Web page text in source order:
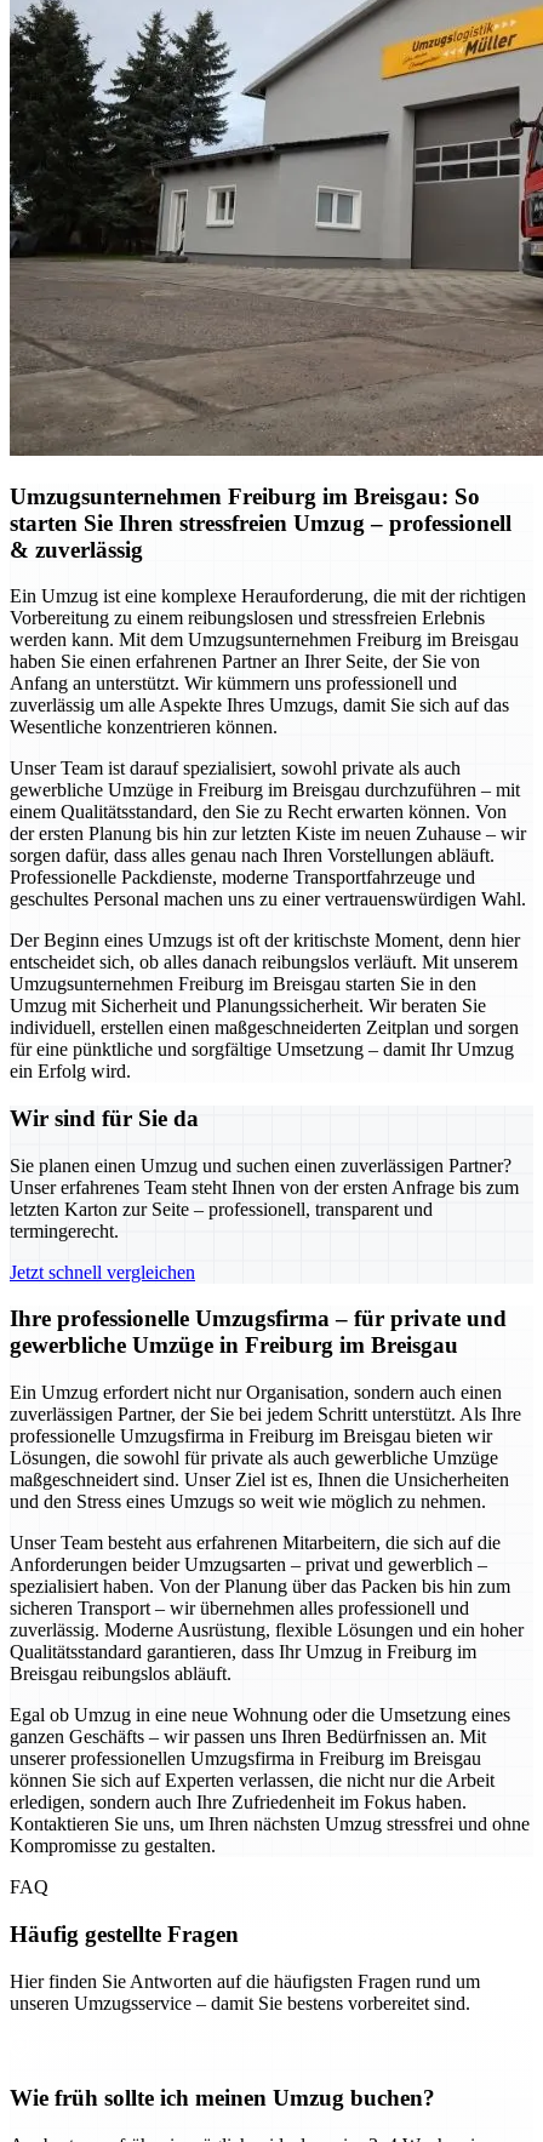
Umzugsunternehmen Freiburg im Breisgau: So
starten Sie Ihren stressfreien Umzug – professionell
& zuverlässig
Ein Umzug ist eine komplexe Herauforderung, die mit der richtigen
Vorbereitung zu einem reibungslosen und stressfreien Erlebnis
werden kann. Mit dem Umzugsunternehmen Freiburg im Breisgau
haben Sie einen erfahrenen Partner an Ihrer Seite, der Sie von
Anfang an unterstützt. Wir kümmern uns professionell und
zuverlässig um alle Aspekte Ihres Umzugs, damit Sie sich auf das
Wesentliche konzentrieren können.
Unser Team ist darauf spezialisiert, sowohl private als auch
gewerbliche Umzüge in Freiburg im Breisgau durchzuführen – mit
einem Qualitätsstandard, den Sie zu Recht erwarten können. Von
der ersten Planung bis hin zur letzten Kiste im neuen Zuhause – wir
sorgen dafür, dass alles genau nach Ihren Vorstellungen abläuft.
Professionelle Packdienste, moderne Transportfahrzeuge und
geschultes Personal machen uns zu einer vertrauenswürdigen Wahl.
Der Beginn eines Umzugs ist oft der kritischste Moment, denn hier
entscheidet sich, ob alles danach reibungslos verläuft. Mit unserem
Umzugsunternehmen Freiburg im Breisgau starten Sie in den
Umzug mit Sicherheit und Planungssicherheit. Wir beraten Sie
individuell, erstellen einen maßgeschneiderten Zeitplan und sorgen
für eine pünktliche und sorgfältige Umsetzung – damit Ihr Umzug
ein Erfolg wird.
Wir sind für Sie da
Sie planen einen Umzug und suchen einen zuverlässigen Partner?
Unser erfahrenes Team steht Ihnen von der ersten Anfrage bis zum
letzten Karton zur Seite – professionell, transparent und
termingerecht.
Jetzt schnell vergleichen
Ihre professionelle Umzugsfirma – für private und
gewerbliche Umzüge in Freiburg im Breisgau
Ein Umzug erfordert nicht nur Organisation, sondern auch einen
zuverlässigen Partner, der Sie bei jedem Schritt unterstützt. Als Ihre
professionelle Umzugsfirma in Freiburg im Breisgau bieten wir
Lösungen, die sowohl für private als auch gewerbliche Umzüge
maßgeschneidert sind. Unser Ziel ist es, Ihnen die Unsicherheiten
und den Stress eines Umzugs so weit wie möglich zu nehmen.
Unser Team besteht aus erfahrenen Mitarbeitern, die sich auf die
Anforderungen beider Umzugsarten – privat und gewerblich –
spezialisiert haben. Von der Planung über das Packen bis hin zum
sicheren Transport – wir übernehmen alles professionell und
zuverlässig. Moderne Ausrüstung, flexible Lösungen und ein hoher
Qualitätsstandard garantieren, dass Ihr Umzug in Freiburg im
Breisgau reibungslos abläuft.
Egal ob Umzug in eine neue Wohnung oder die Umsetzung eines
ganzen Geschäfts – wir passen uns Ihren Bedürfnissen an. Mit
unserer professionellen Umzugsfirma in Freiburg im Breisgau
können Sie sich auf Experten verlassen, die nicht nur die Arbeit
erledigen, sondern auch Ihre Zufriedenheit im Fokus haben.
Kontaktieren Sie uns, um Ihren nächsten Umzug stressfrei und ohne
Kompromisse zu gestalten.
FAQ
Häufig gestellte Fragen
Hier finden Sie Antworten auf die häufigsten Fragen rund um
unseren Umzugsservice – damit Sie bestens vorbereitet sind.
Wie früh sollte ich meinen Umzug buchen?